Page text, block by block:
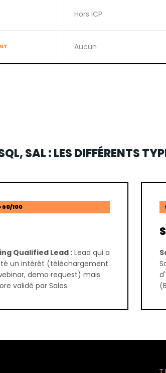
Hors ICP
Aucun
SAL : LES DIFFÉRENTS
60/100
Qualified Lead : Lead qui a
un intérêt (téléchargement
demo request) mais
validé par Sales.